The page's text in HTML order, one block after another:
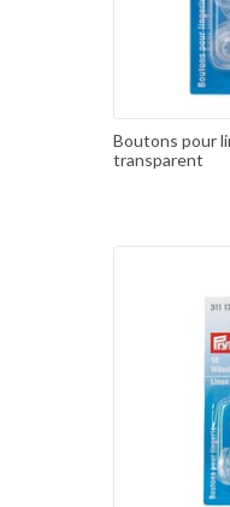
Boutons pour
transparent